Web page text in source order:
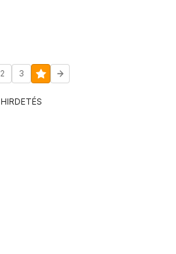
2 3
HIRDETÉS